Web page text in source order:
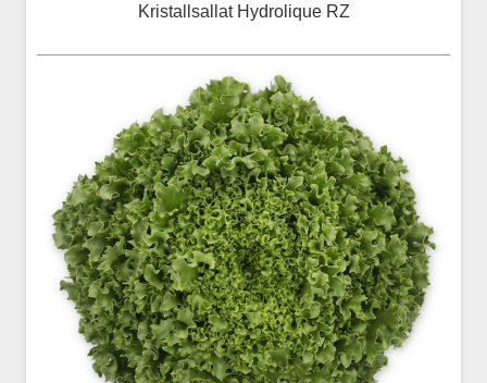
Kristallsallat Hydrolique RZ